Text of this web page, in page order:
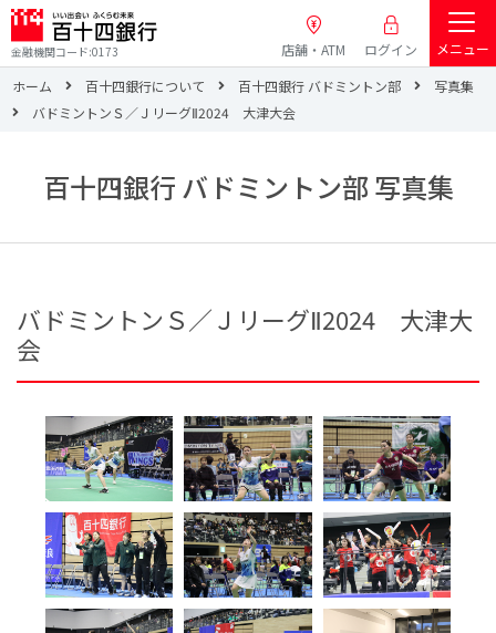
金融機関コード:0173 店舗・ATM ログイン
メニュー
ホーム
百十四銀行について 百十四銀行 バドミントン部
写真集
バドミントンＳ／ＪリーグⅡ2024 大津大会
百十四銀行 バドミントン部 写真集
バドミントンＳ／ＪリーグⅡ2024 大津大
会